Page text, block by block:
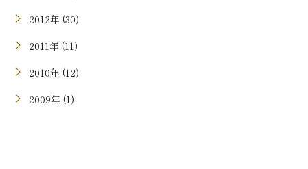
2012年 (30)
2011年 (11)
2010年 (12)
2009年 (1)